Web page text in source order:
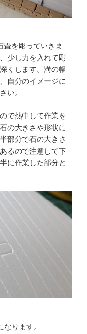
を彫っていきま
少し力を入れて彫
くします。溝の幅
自分のイメージに
い。
で熱中して作業を
の大きさや形状に
部分で石の大きさ
るので注意して下
に作業した部分と
ります。